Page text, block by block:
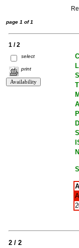
page 1 of 1
1 / 2
select
print
2 / 2